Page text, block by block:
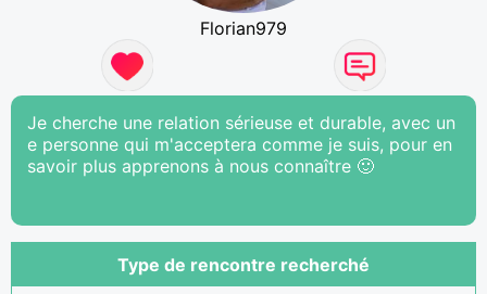
Florian979
Je cherche une relation sérieuse et durable, avec un
e personne qui m'acceptera comme je suis, pour en
savoir plus apprenons à nous connaître 🙂
Type de rencontre recherché